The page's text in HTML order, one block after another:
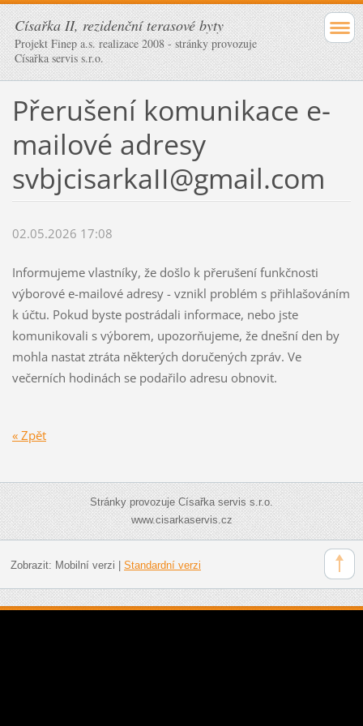
Císařka II, rezidenční terasové byty
Projekt Finep a.s. realizace 2008 - stránky provozuje
Císařka servis s.r.o.
Přerušení komunikace e-
mailové adresy
svbjcisarkaII@gmail.com
02.05.2026 17:08
Informujeme vlastníky, že došlo k přerušení funkčnosti
výborové e-mailové adresy - vznikl problém s přihlašováním
k účtu. Pokud byste postrádali informace, nebo jste
komunikovali s výborem, upozorňujeme, že dnešní den by
mohla nastat ztráta některých doručených zpráv. Ve
večerních hodinách se podařilo adresu obnovit.
« Zpět
Stránky provozuje Císařka servis s.r.o.
www.cisarkaservis.cz
Zobrazit: Mobilní verzi | Standardní verzi